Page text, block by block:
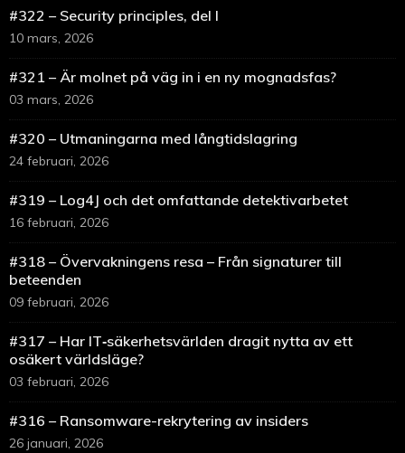
#322 – Security principles, del I
10 mars, 2026
#321 – Är molnet på väg in i en ny mognadsfas?
03 mars, 2026
#320 – Utmaningarna med långtidslagring
24 februari, 2026
#319 – Log4J och det omfattande detektivarbetet
16 februari, 2026
#318 – Övervakningens resa – Från signaturer till
beteenden
09 februari, 2026
#317 – Har IT‑säkerhetsvärlden dragit nytta av ett
osäkert världsläge?
03 februari, 2026
#316 – Ransomware-rekrytering av insiders
26 januari, 2026